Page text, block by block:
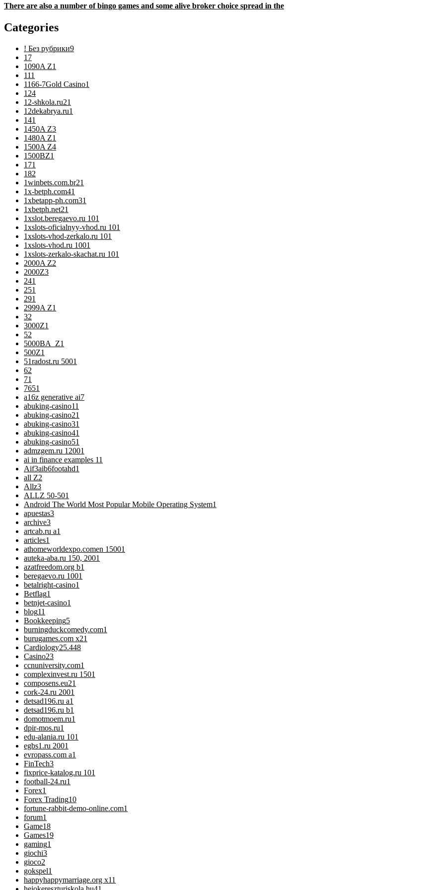
There are also a number of bingo games and some alive broker choice spread in the
Categories
! Без рубрики9
1 7
1090A Z1
111
1166-7Gold Casino1
124
12-shkola.ru21
12dekabrya.ru1
141
1450A Z3
1480A Z1
1500A Z4
1500BZ1
171
182
1winbets.com.br21
1x-betph.com41
1xbetapp-ph.com31
1xbetph.net21
1xslot.beregaevo.ru 101
1xslots-oficialnyy-vhod.ru 101
1xslots-vhod-zerkalo.ru 101
1xslots-vhod.ru 1001
1xslots-zerkalo-skachat.ru 101
2000A Z2
2000Z3
241
251
291
2999A Z1
32
3000Z1
52
5000BA_Z1
500Z1
51radost.ru 5001
62
71
7651
a16z generative ai7
abuking-casino11
abuking-casino21
abuking-casino31
abuking-casino41
abuking-casino51
admzgem.ru 12001
ai in finance examples 11
Aif3aib6footahd1
all Z2
Allz3
ALLZ 50-501
Android The World Most Popular Mobile Operating System1
apuestas3
archive3
artcab.ru a1
articles1
athomeworldexpo.comen 15001
auteka-aba.ru 150, 2001
azatfreedom.org b1
beregaevo.ru 1001
betalright-casino1
Betflag1
betnjet-casino1
blog11
Bookkeeping5
burningduckcomedy.com1
burugames.com x21
Cardiology25.448
Casino23
ccnuniversity.com1
complexinvest.ru 1501
composens.eu21
cork-24.ru 2001
detsad196.ru a1
detsad196.ru b1
domotmoem.ru1
dpir-mos.ru1
edu-alania.ru 101
egbs1.ru 2001
evropass.com a1
FinTech3
fixprice-katalog.ru 101
football-24.ru1
Forex1
Forex Trading10
fortune-rabbit-demo-online.com1
forum1
Game18
Games19
gaming1
giochi3
gioco2
gokspel1
happyhappymarriage.org x11